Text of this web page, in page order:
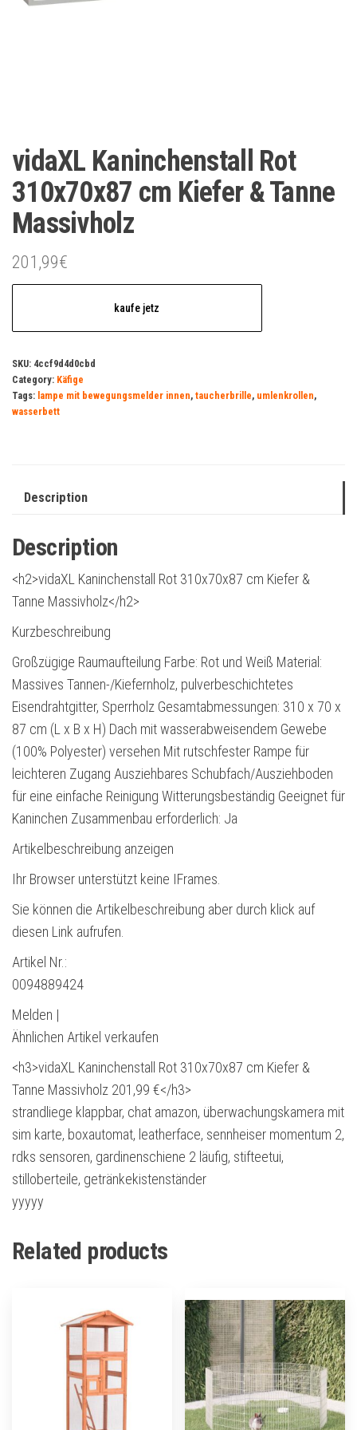
vidaXL Kaninchenstall Rot
310x70x87 cm Kiefer & Tanne
Massivholz
201,99€
kaufe jetz
SKU: 4ccf9d4d0cbd
Category: Käfige
Tags: lampe mit bewegungsmelder innen, taucherbrille, umlenkrollen,
wasserbett
Description
Description
<h2>vidaXL Kaninchenstall Rot 310x70x87 cm Kiefer &
Tanne Massivholz</h2>
Kurzbeschreibung
Großzügige Raumaufteilung Farbe: Rot und Weiß Material:
Massives Tannen-/Kiefernholz, pulverbeschichtetes
Eisendrahtgitter, Sperrholz Gesamtabmessungen: 310 x 70 x
87 cm (L x B x H) Dach mit wasserabweisendem Gewebe
(100% Polyester) versehen Mit rutschfester Rampe für
leichteren Zugang Ausziehbares Schubfach/Ausziehboden
für eine einfache Reinigung Witterungsbeständig Geeignet für
Kaninchen Zusammenbau erforderlich: Ja
Artikelbeschreibung anzeigen
Ihr Browser unterstützt keine IFrames.
Sie können die Artikelbeschreibung aber durch klick auf
diesen Link aufrufen.
Artikel Nr.:
0094889424
Melden |
Ähnlichen Artikel verkaufen
<h3>vidaXL Kaninchenstall Rot 310x70x87 cm Kiefer &
Tanne Massivholz 201,99 €</h3>
strandliege klappbar, chat amazon, überwachungskamera mit
sim karte, boxautomat, leatherface, sennheiser momentum 2,
rdks sensoren, gardinenschiene 2 läufig, stifteetui,
stilloberteile, getränkekistenständer
yyyyy
Related products